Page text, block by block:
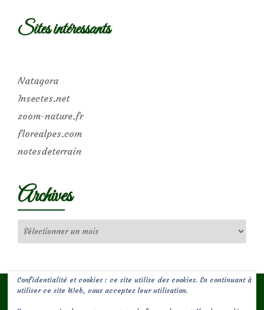
Sites intéressants
Natagora
Insectes.net
zoom-nature.fr
florealpes.com
notesdeterrain
Archives
Confidentialité et cookies : ce site utilise des cookies. En continuant à
utiliser ce site Web, vous acceptez leur utilisation.